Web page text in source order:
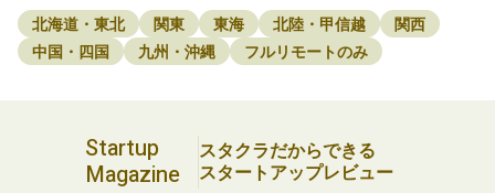
北海道・東北 関東 東海 北陸・甲信越
関西
中国・四国
九州・沖縄 フルリモートのみ
Startup
Magazine
スタクラだからできる
スタートアップレビュー